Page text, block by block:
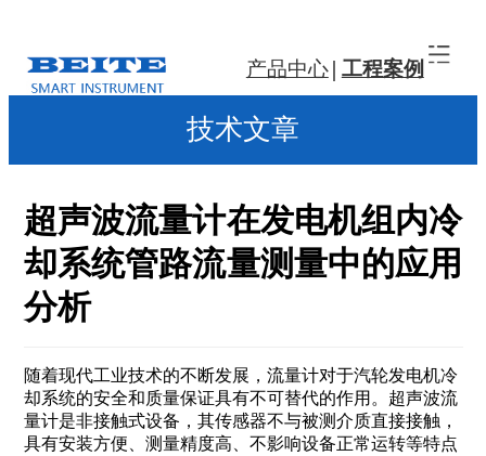
产品中心 工程案例
技术文章
超声波流量计在发电机组内冷
却系统管路流量测量中的应用
分析
随着现代工业技术的不断发展，流量计对于汽轮发电机冷
却系统的安全和质量保证具有不可替代的作用。超声波流
量计是非接触式设备，其传感器不与被测介质直接接触，
具有安装方便、测量精度高、不影响设备正常运转等特点